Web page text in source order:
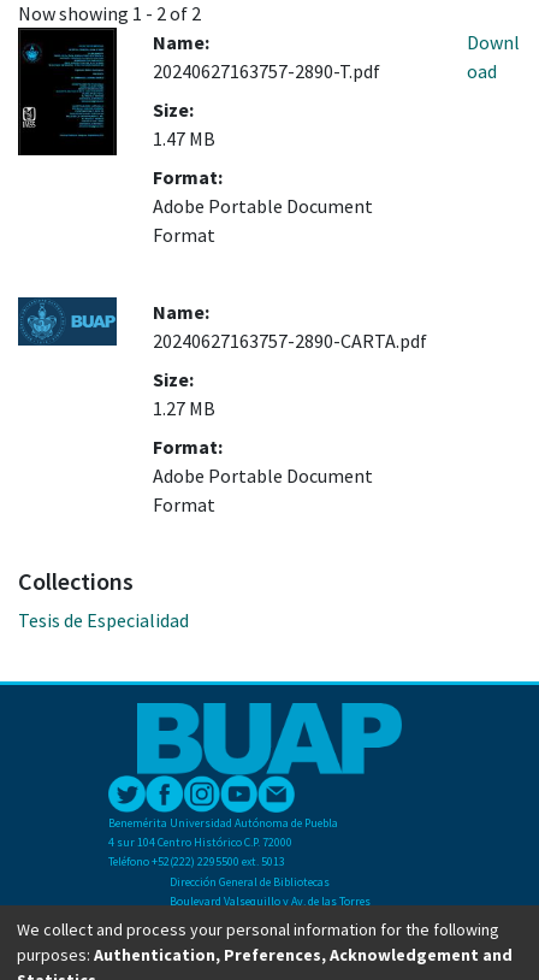
Now showing 1 - 2 of 2
Name:
20240627163757-2890-T.pdf
Size:
1.47 MB
Format:
Adobe Portable Document
Format
Downl
oad
Name:
20240627163757-2890-CARTA.pdf
Size:
1.27 MB
Format:
Adobe Portable Document
Format
Collections
Tesis de Especialidad
Benemérita Universidad Autónoma de Puebla
4 sur 104 Centro Histórico C.P. 72000
Teléfono +52(222) 2295500 ext. 5013
Dirección General de Bibliotecas
Boulevard Valsequillo y Av. de las Torres
Ciudad Universitaria. Col. San Manuel
C.P. 72570
Teléfono +52 (222) 2295500 Ext 2901
We collect and process your personal information for the following
purposes: Authentication, Preferences, Acknowledgement and